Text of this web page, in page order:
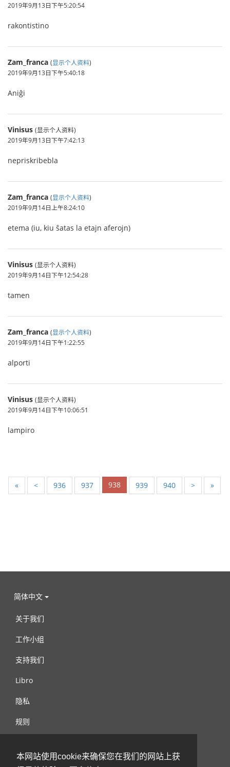
本网站使用cookie来确保您在我们的网站上获
2019年9月13日下午5:20:54
rakontistino
Zam_franca (显示个人资料)
2019年9月13日下午5:40:18
Aniĝi
Vinisus (显示个人资料)
2019年9月13日下午7:42:13
nepriskribebla
Zam_franca (显示个人资料)
2019年9月14日上午8:24:10
etema (iu, kiu ŝatas la etajn aferojn)
Vinisus (显示个人资料)
2019年9月14日下午12:54:28
tamen
Zam_franca (显示个人资料)
2019年9月14日下午1:22:55
alporti
Vinisus (显示个人资料)
2019年9月14日下午10:06:51
lampiro
« < 936 937 938 939 940 > »
简体中文
关于我们
工作小组
支持我们
Libro
隐私
规则